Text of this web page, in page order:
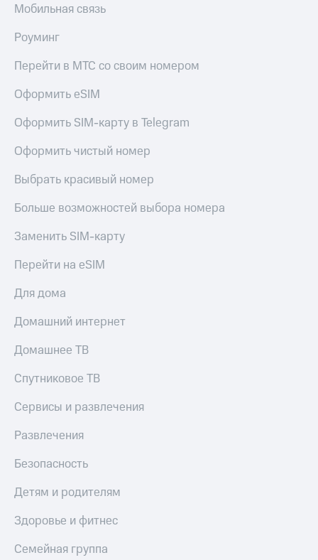
Мобильная связь
Роуминг
Перейти в МТС со своим номером
Оформить eSIM
Оформить SIM-карту в Telegram
Оформить чистый номер
Выбрать красивый номер
Больше возможностей выбора номера
Заменить SIM-карту
Перейти на eSIM
Для дома
Домашний интернет
Домашнее ТВ
Спутниковое ТВ
Сервисы и развлечения
Развлечения
Безопасность
Детям и родителям
Здоровье и фитнес
Семейная группа